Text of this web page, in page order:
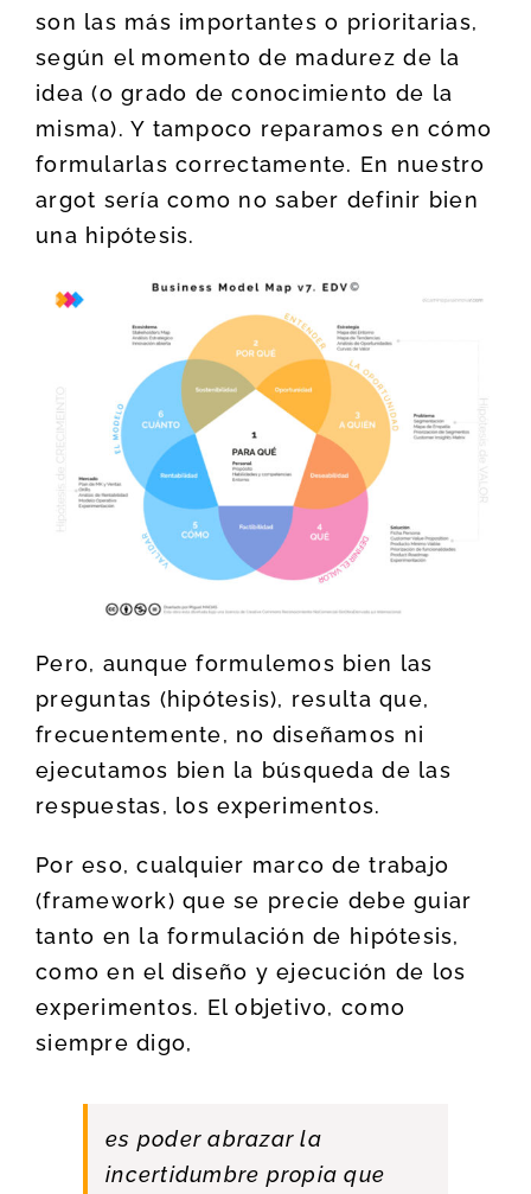
son las más importantes o prioritarias,
según el momento de madurez de la
idea (o grado de conocimiento de la
misma). Y tampoco reparamos en cómo
formularlas correctamente. En nuestro
argot sería como no saber definir bien
una hipótesis.
Pero, aunque formulemos bien las
preguntas (hipótesis), resulta que,
frecuentemente, no diseñamos ni
ejecutamos bien la búsqueda de las
respuestas, los experimentos.
Por eso, cualquier marco de trabajo
(framework) que se precie debe guiar
tanto en la formulación de hipótesis,
como en el diseño y ejecución de los
experimentos. El objetivo, como
siempre digo,
es poder abrazar la
incertidumbre propia que